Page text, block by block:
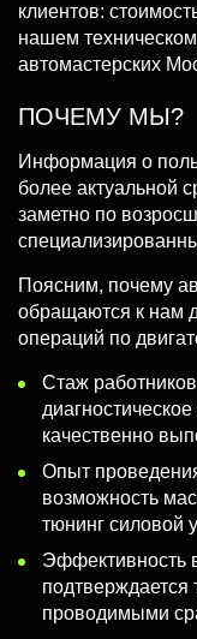
клиентов:
нашем
автомастерских
ПОЧЕМУ МЫ?
Информация о
более актуальной
заметно по
Поясним, почему
обращаются к нам
операций по
Стаж
качественно
Опыт
возможность
тюнинг силовой
Эффективность
проводимыми